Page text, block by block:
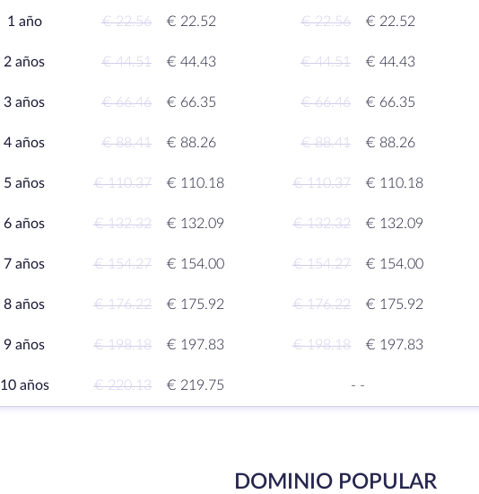
1 año € 22.56 € 22.52 € 22.56 € 22.52
2 años € 44.51 € 44.43 € 44.51 € 44.43
3 años € 66.46 € 66.35 € 66.46 € 66.35
4 años € 88.41 € 88.26 € 88.41 € 88.26
5 años € 110.37 € 110.18 € 110.37 € 110.18
6 años € 132.32 € 132.09 € 132.32 € 132.09
7 años € 154.27 € 154.00 € 154.27 € 154.00
8 años € 176.22 € 175.92 € 176.22 € 175.92
9 años € 198.18 € 197.83 € 198.18 € 197.83
10 años € 220.13 € 219.75 - -
DOMINIO POPULAR